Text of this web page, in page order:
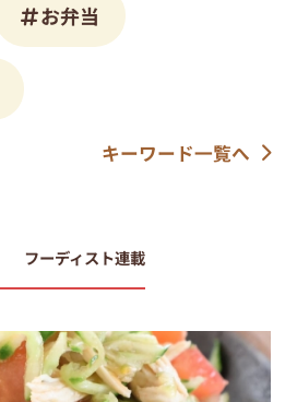
お弁当
キーワード一覧へ
フーディスト連載